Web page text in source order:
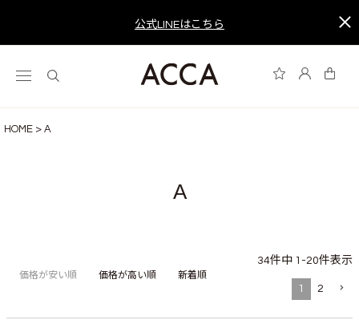
公式LINEはこちら
HOME A
A
価格が安い順 価格が高い順 新着順
34件中 1 -20件表示
1 2